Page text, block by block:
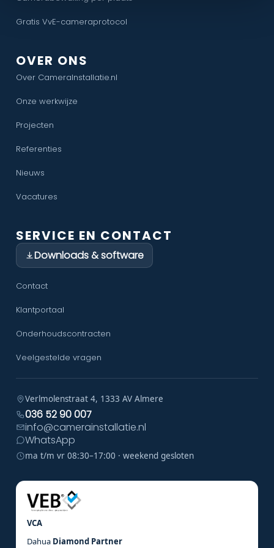
Gratis VvE-cameraprotocol
OVER ONS
Over CameraInstallatie.nl
Onze werkwijze
Projecten
Referenties
Nieuws
Vacatures
SERVICE EN CONTACT
Downloads & software
Contact
Klantportaal
Onderhoudscontracten
Veelgestelde vragen
Verlmolenstraat 4, 1333 AV Almere
036 52 90 007
info@camerainstallatie.nl
WhatsApp
ma t/m vr 08:30–17:00 · weekend gesloten
VCA
Dahua Diamond Partner